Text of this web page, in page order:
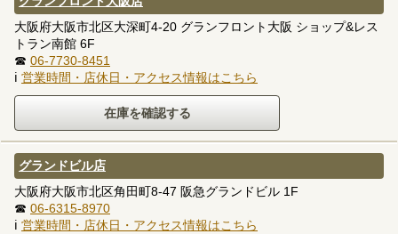
大阪府大阪市北区大深町4-20 グランフロント大阪 ショップ&レス
トラン南館 6F
☎ 06-7730-8451
ℹ 営業時間・店休日・アクセス情報はこちら
グランドビル店
大阪府大阪市北区角田町8-47 阪急グランドビル 1F
☎ 06-6315-8970
ℹ 営業時間・店休日・アクセス情報はこちら